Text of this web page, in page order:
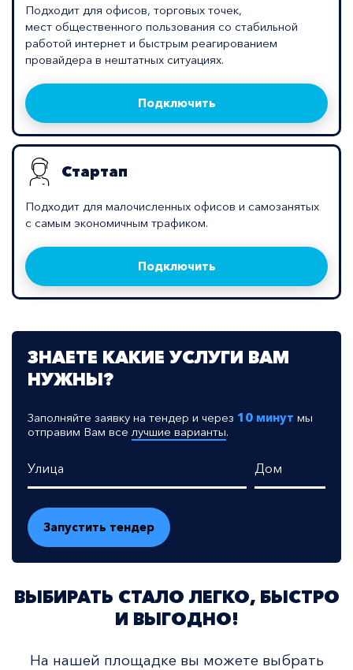
Подходит для офисов, торговых точек,
мест общественного пользования со стабильной
работой интернет и быстрым реагированием
провайдера в нештатных ситуациях.
Подключить
Стартап
Подходит для малочисленных офисов и самозанятых
с самым экономичным трафиком.
Подключить
ЗНАЕТЕ КАКИЕ УСЛУГИ ВАМ
НУЖНЫ?
Заполняйте заявку на тендер и через 10 минут мы
отправим Вам вселучшие варианты.
Улица Дом
ВЫБИРАТЬ СТАЛО ЛЕГКО, БЫСТРО
И ВЫГОДНО!
На нашей площадке вы можете выбрать